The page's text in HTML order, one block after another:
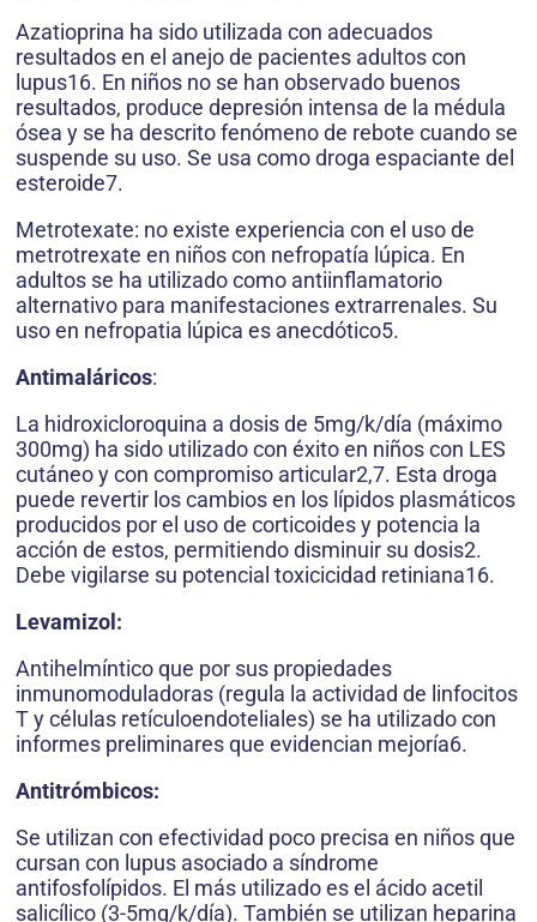
Azatioprina ha sido utilizada con adecuados
resultados en el anejo de pacientes adultos con
lupus16. En niños no se han observado buenos
resultados, produce depresión intensa de la médula
ósea y se ha descrito fenómeno de rebote cuando se
suspende su uso. Se usa como droga espaciante del
esteroide7.
Metrotexate: no existe experiencia con el uso de
metrotrexate en niños con nefropatía lúpica. En
adultos se ha utilizado como antiinflamatorio
alternativo para manifestaciones extrarrenales. Su
uso en nefropatia lúpica es anecdótico5.
Antimaláricos:
La hidroxicloroquina a dosis de 5mg/k/día (máximo
300mg) ha sido utilizado con éxito en niños con LES
cutáneo y con compromiso articular2,7. Esta droga
puede revertir los cambios en los lípidos plasmáticos
producidos por el uso de corticoides y potencia la
acción de estos, permitiendo disminuir su dosis2.
Debe vigilarse su potencial toxicicidad retiniana16.
Levamizol:
Antihelmíntico que por sus propiedades
inmunomoduladoras (regula la actividad de linfocitos
T y células retículoendoteliales) se ha utilizado con
informes preliminares que evidencian mejoría6.
Antitrómbicos:
Se utilizan con efectividad poco precisa en niños que
cursan con lupus asociado a síndrome
antifosfolípidos. El más utilizado es el ácido acetil
salicílico (3-5mg/k/día). También se utilizan heparina